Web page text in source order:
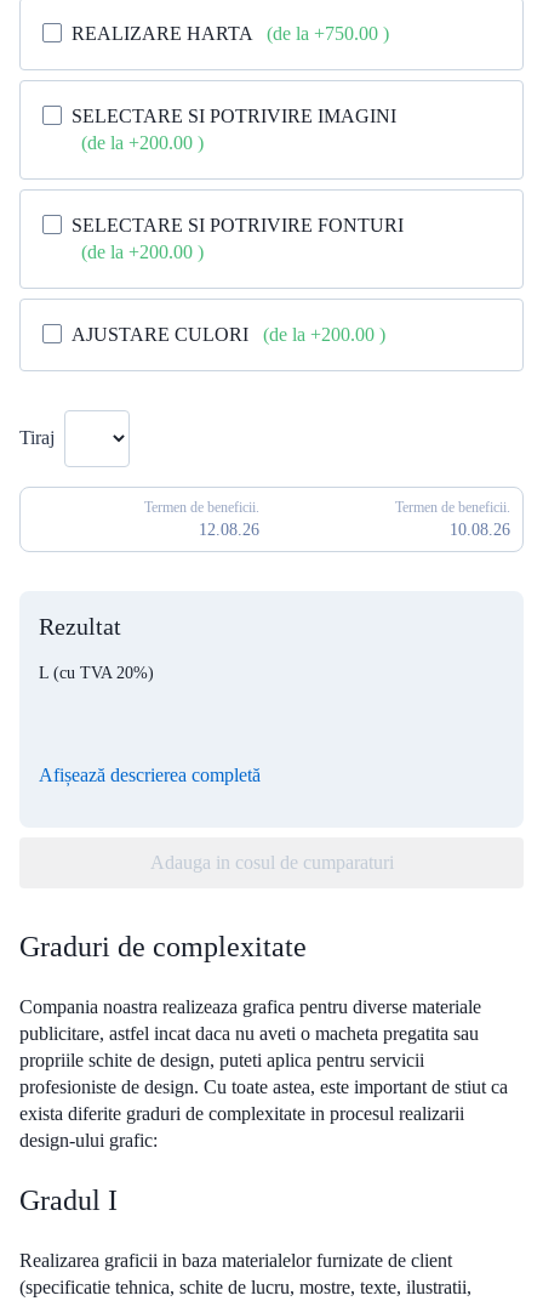
REALIZARE HARTA (de la +750.00 )
SELECTARE SI POTRIVIRE IMAGINI
(de la +200.00 )
SELECTARE SI POTRIVIRE FONTURI
(de la +200.00 )
AJUSTARE CULORI (de la +200.00 )
Tiraj
Termen de beneficii.
12.08.26
Termen de beneficii.
10.08.26
Rezultat
L (cu TVA 20%)
Afișează descrierea completă
Adauga in cosul de cumparaturi
Graduri de complexitate
Compania noastra realizeaza grafica pentru diverse materiale
publicitare, astfel incat daca nu aveti o macheta pregatita sau
propriile schite de design, puteti aplica pentru servicii
profesioniste de design. Cu toate astea, este important de stiut ca
exista diferite graduri de complexitate in procesul realizarii
design-ului grafic:
Gradul I
Realizarea graficii in baza materialelor furnizate de client
(specificatie tehnica, schite de lucru, mostre, texte, ilustratii,